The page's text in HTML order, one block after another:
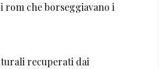
rom che borseggiavano i
recuperati dai